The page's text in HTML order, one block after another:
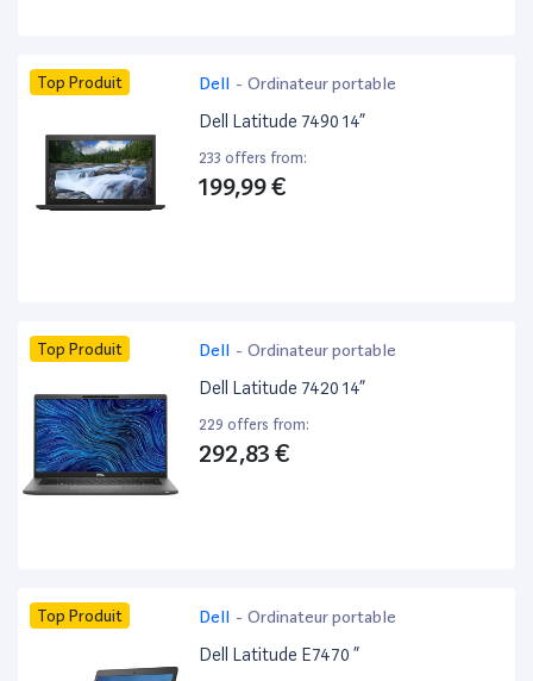
Top Produit Dell - Ordinateur portable
Dell Latitude 7490 14”
233 offers from:
199,99 €
Top Produit Dell - Ordinateur portable
Dell Latitude 7420 14”
229 offers from:
292,83 €
Top Produit Dell - Ordinateur portable
Dell Latitude E7470 ”